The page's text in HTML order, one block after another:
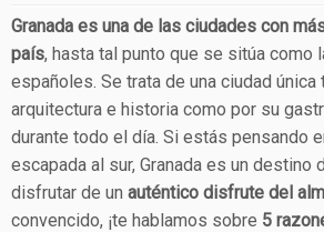
Granada es una de las ciudades con
país, hasta tal punto que se sitúa como
españoles. Se trata de una ciudad única
arquitectura e historia como por su
durante todo el día. Si estás pensando
escapada al sur, Granada es un destino
disfrutar de un auténtico disfrute del
convencido, ¡te hablamos sobre 5